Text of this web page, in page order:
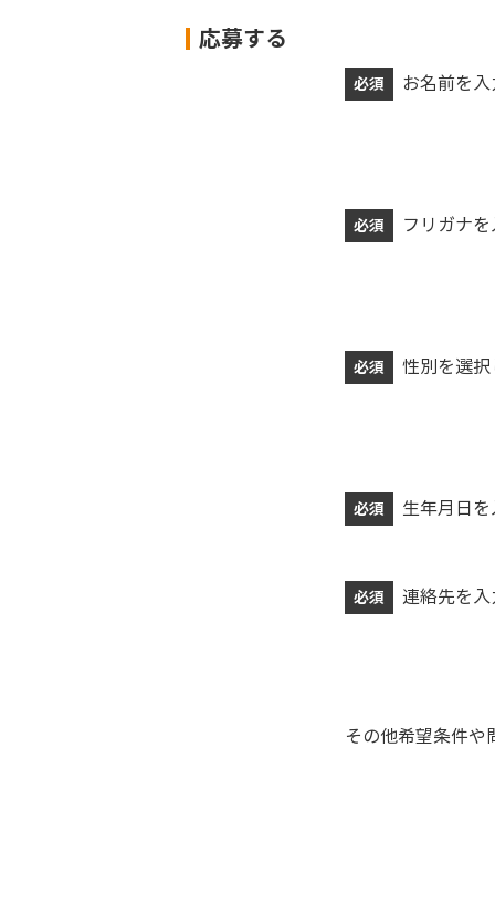
応募する
必須 お名前を入
必須 フリガナを
必須 性別を選択
必須 生年月日を
必須 連絡先を入
その他希望条件や